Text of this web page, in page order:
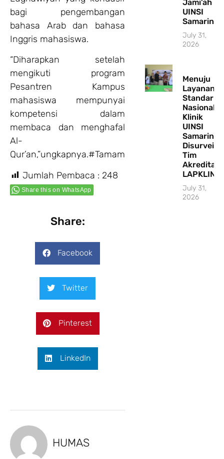
bagi pengembangan
bahasa Arab dan bahasa
Inggris mahasiswa.
“Diharapkan setelah
mengikuti program
Pesantren Kampus
mahasiswa mempunyai
kompetensi dalam
membaca dan menghafal
Al-
Qur’an,”ungkapnya.#Tamam
Jumlah Pembaca : 248
Share this on WhatsApp
Share:
Facebook
Twitter
Pinterest
LinkedIn
HUMAS
Jami’ah
UINSI
Samarinda
July 31,
2026
Menuju
Layanan
Standar
Nasional,
Klinik
UINSI
Samarinda
Disurvei
Tim
Akreditasi
LAPKLIN
July 31,
2026